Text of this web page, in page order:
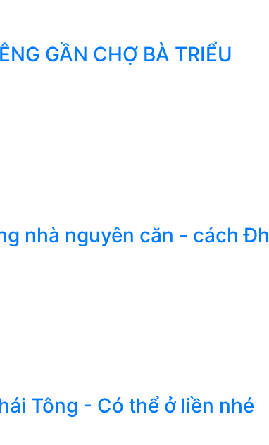
GẦN CHỢ BÀ TRIỂU
nhà nguyên căn - cách Đh
Tông - Có thể ở liền nhé